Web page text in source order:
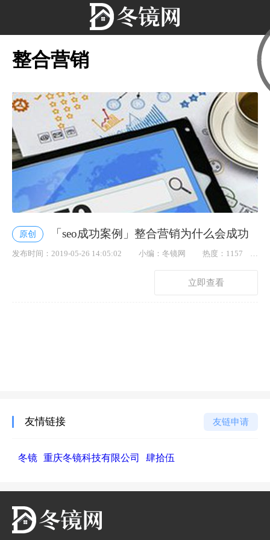
整合营销
原创 「seo成功案例」整合营销为什么会成功
发布时间：2019-05-26 14:05:02 小编：冬镜网
热度：1157
立即查看
友情链接 友链申请
冬镜 重庆冬镜科技有限公司 肆拾伍